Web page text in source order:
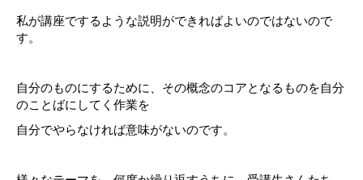
私が講座でするような説明ができればよいのではないので
す。
自分のものにするために、その概念のコアとなるものを自分
のことばにしてく作業を
自分でやらなければ意味がないのです。